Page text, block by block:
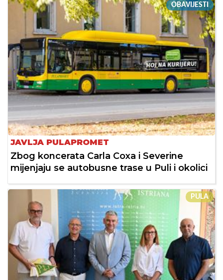
OBAVIJESTI
JAVLJA PULAPROMET
Zbog koncerata Carla Coxa i Severine
mijenjaju se autobusne trase u Puli i okolici
PULA